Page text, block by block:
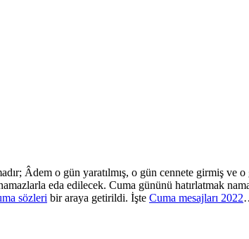
Âdem o gün yaratılmış, o gün cennete girmiş ve
eda edilecek. Cuma gününü hatırlatmak
sözleri bir araya getirildi. İşte Cuma mesajları 2022